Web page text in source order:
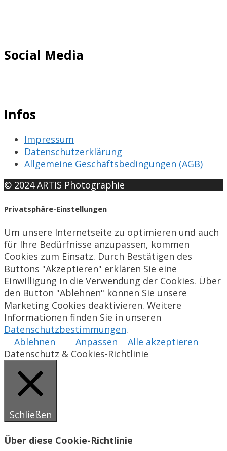
Social Media
Infos
Impressum
Datenschutzerklärung
Allgemeine Geschäftsbedingungen (AGB)
© 2024 ARTIS Photographie
Privatsphäre-Einstellungen
Um unsere Internetseite zu optimieren und auch
für Ihre Bedürfnisse anzupassen, kommen
Cookies zum Einsatz. Durch Bestätigen des
Buttons "Akzeptieren" erklären Sie eine
Einwilligung in die Verwendung der Cookies. Über
den Button "Ablehnen" können Sie unsere
Marketing Cookies deaktivieren. Weitere
Informationen finden Sie in unseren
Datenschutzbestimmungen.
Ablehnen
Anpassen
Alle akzeptieren
Datenschutz & Cookies-Richtlinie
Schließen
Über diese Cookie-Richtlinie